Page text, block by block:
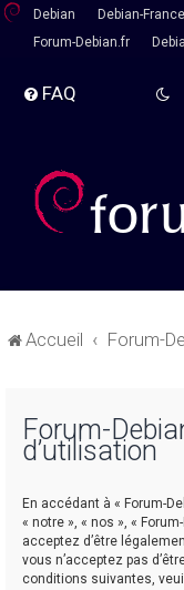
Debian Debian-France
Forum-Debian.fr
FAQ
Accueil Forum-
Forum-
d’utilisation
En accédant à « Forum-
« notre », « nos », «
acceptez d’être
vous n’acceptez pas
conditions suivantes,